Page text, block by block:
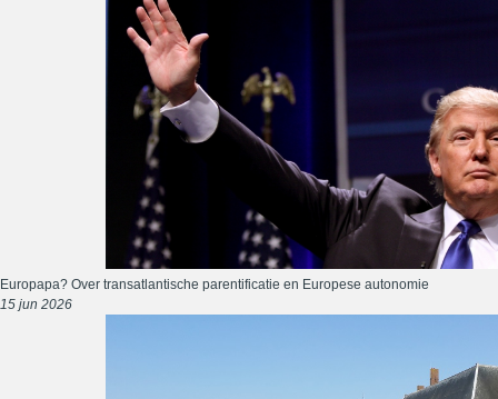
Europapa? Over transatlantische parentificatie en Europese autonomie
15 jun 2026